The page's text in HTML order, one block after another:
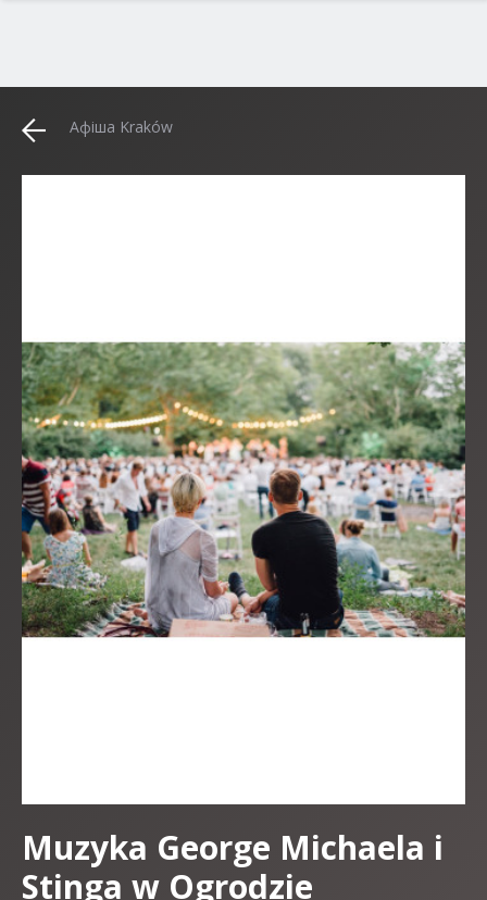
Афіша Kraków
Muzyka George Michaela i
Stinga w Ogrodzie